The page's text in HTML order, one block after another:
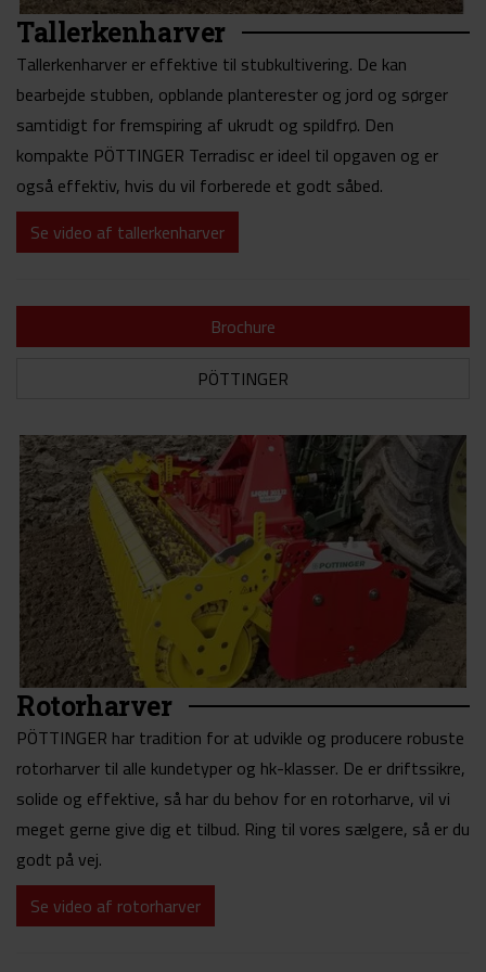
Tallerkenharver
Tallerkenharver er effektive til stubkultivering. De kan
bearbejde stubben, opblande planterester og jord og sørger
samtidigt for fremspiring af ukrudt og spildfrø. Den
kompakte PÖTTINGER Terradisc er ideel til opgaven og er
også effektiv, hvis du vil forberede et godt såbed.
Se video af tallerkenharver
Brochure
PÖTTINGER
Rotorharver
PÖTTINGER har tradition for at udvikle og producere robuste
rotorharver til alle kundetyper og hk-klasser. De er driftssikre,
solide og effektive, så har du behov for en rotorharve, vil vi
meget gerne give dig et tilbud. Ring til vores sælgere, så er du
godt på vej.
Se video af rotorharver